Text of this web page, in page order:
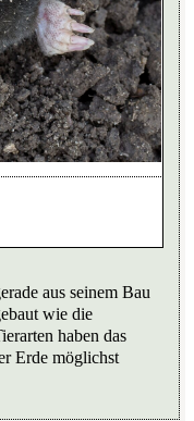
aus seinem Bau
wie die
haben das
Erde möglichst